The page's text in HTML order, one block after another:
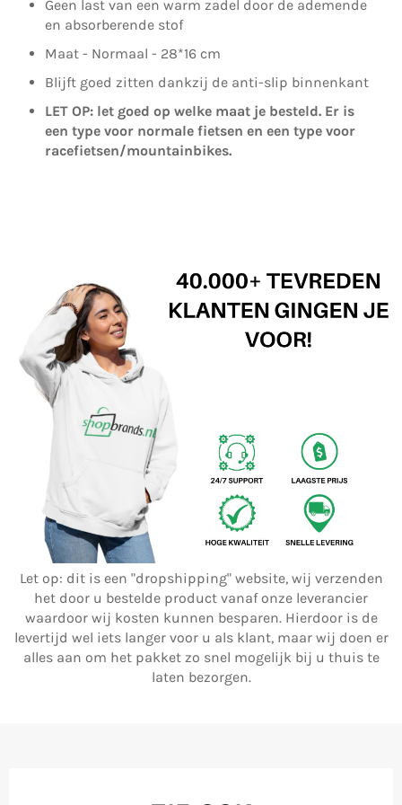
Geen last van een warm zadel door de ademende
en absorberende stof
Maat - Normaal - 28*16 cm
Blijft goed zitten dankzij de anti-slip binnenkant
LET OP: let goed op welke maat je besteld. Er is
een type voor normale fietsen en een type voor
racefietsen/mountainbikes.
Let op: dit is een "dropshipping" website, wij verzenden
het door u bestelde product vanaf onze leverancier
waardoor wij kosten kunnen besparen. Hierdoor is de
levertijd wel iets langer voor u als klant, maar wij doen er
alles aan om het pakket zo snel mogelijk bij u thuis te
laten bezorgen.